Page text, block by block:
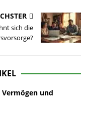
sich die
Vermögen und